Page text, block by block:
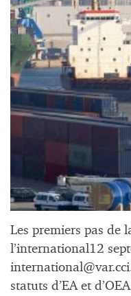
Les premiers pas de
l’international12
statuts d’EA et